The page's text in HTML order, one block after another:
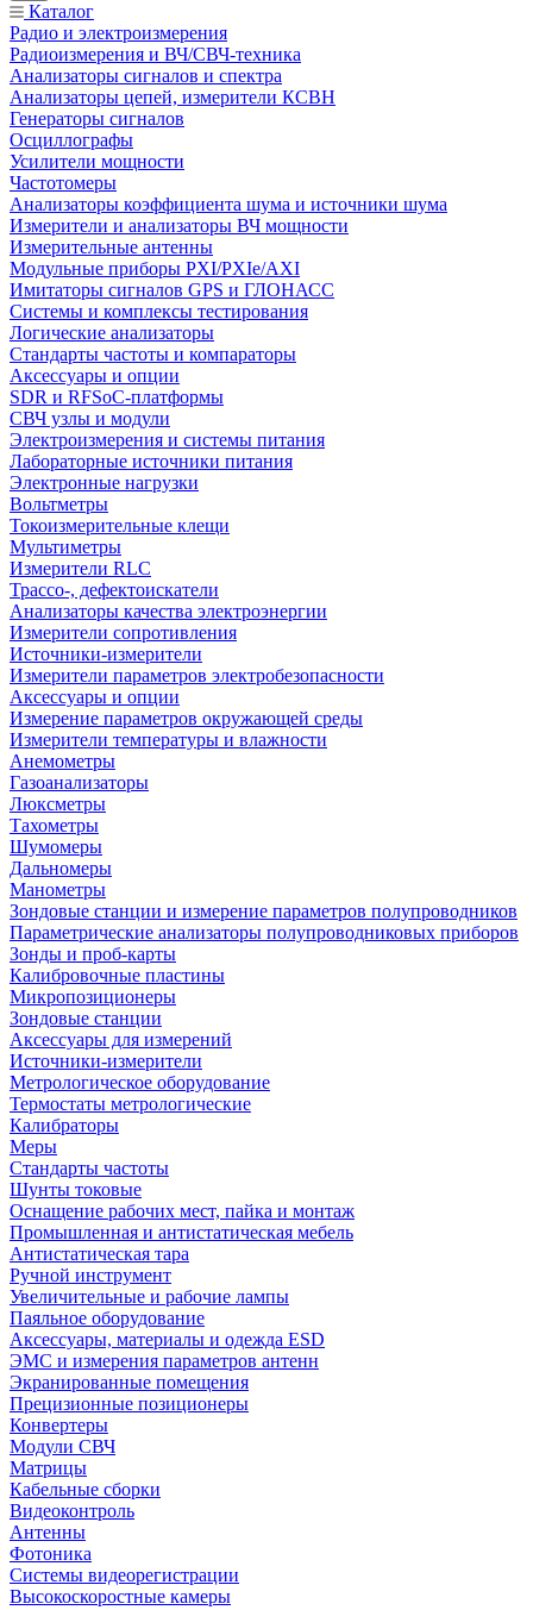
Каталог
Радио и электроизмерения
Радиоизмерения и ВЧ/СВЧ-техника
Анализаторы сигналов и спектра
Анализаторы цепей, измерители КСВН
Генераторы сигналов
Осциллографы
Усилители мощности
Частотомеры
Анализаторы коэффициента шума и источники шума
Измерители и анализаторы ВЧ мощности
Измерительные антенны
Модульные приборы PXI/PXIe/AXI
Имитаторы сигналов GPS и ГЛОНАСС
Системы и комплексы тестирования
Логические анализаторы
Стандарты частоты и компараторы
Аксессуары и опции
SDR и RFSoC‑платформы
СВЧ узлы и модули
Электроизмерения и системы питания
Лабораторные источники питания
Электронные нагрузки
Вольтметры
Токоизмерительные клещи
Мультиметры
Измерители RLC
Трассо-, дефектоискатели
Анализаторы качества электроэнергии
Измерители сопротивления
Источники-измерители
Измерители параметров электробезопасности
Аксессуары и опции
Измерение параметров окружающей среды
Измерители температуры и влажности
Анемометры
Газоанализаторы
Люксметры
Тахометры
Шумомеры
Дальномеры
Манометры
Зондовые станции и измерение параметров полупроводников
Параметрические анализаторы полупроводниковых приборов
Зонды и проб-карты
Калибровочные пластины
Микропозиционеры
Зондовые станции
Аксессуары для измерений
Источники-измерители
Метрологическое оборудование
Термостаты метрологические
Калибраторы
Меры
Стандарты частоты
Шунты токовые
Оснащение рабочих мест, пайка и монтаж
Промышленная и антистатическая мебель
Антистатическая тара
Ручной инструмент
Увеличительные и рабочие лампы
Паяльное оборудование
Аксессуары, материалы и одежда ESD
ЭМС и измерения параметров антенн
Экранированные помещения
Прецизионные позиционеры
Конвертеры
Модули СВЧ
Матрицы
Кабельные сборки
Видеоконтроль
Антенны
Фотоника
Cистемы видеорегистрации
Высокоскоростные камеры